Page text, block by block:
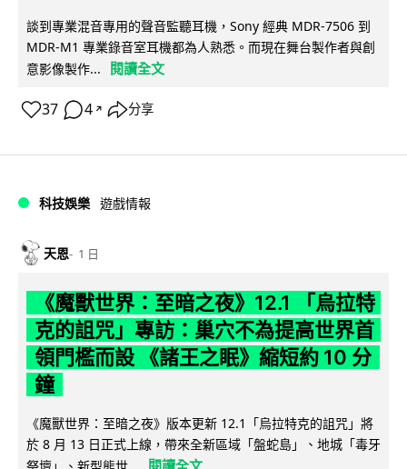
談到專業混音專用的聲音監聽耳機，Sony 經典 MDR-7506 到
MDR-M1 專業錄音室耳機都為人熟悉。而現在舞台製作者與創
意影像製作...
閱讀全文
37 4 ↗ 分享
科技娛樂 遊戲情報
天恩 1 日
《魔獸世界：至暗之夜》12.1 「烏拉特
克的詛咒」專訪：巢穴不為提高世界首
領門檻而設 《諸王之眠》縮短約 10 分
鐘
《魔獸世界：至暗之夜》版本更新 12.1「烏拉特克的詛咒」將
於 8 月 13 日正式上線，帶來全新區域「盤蛇島」、地城「毒牙